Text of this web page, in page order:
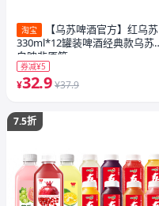
淘宝
【乌苏啤酒官方】红乌苏
330ml*12罐装啤酒经典款乌苏
白啤非原箱
券减¥5
¥32.9 ¥37.9
7.5折